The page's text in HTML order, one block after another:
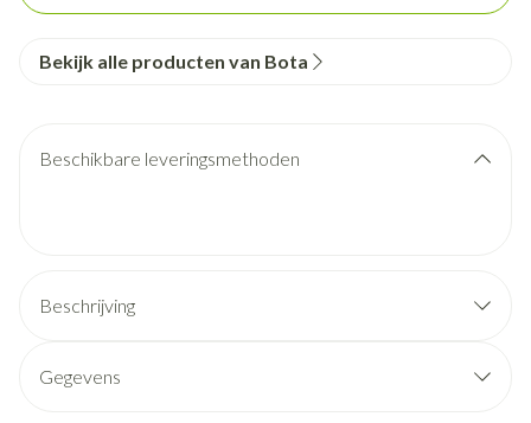
Bekijk alle producten van Bota
Beschikbare leveringsmethoden
Beschrijving
Gegevens